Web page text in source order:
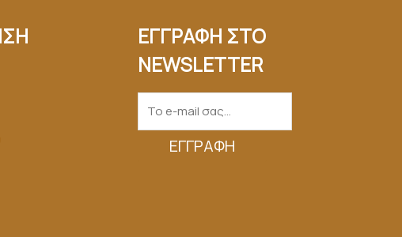
ΕΓΓΡΑΦΗ ΣΤΟ
NEWSLETTER
ΕΓΓΡΑΦΉ